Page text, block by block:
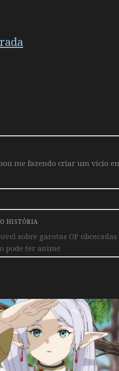
me fazendo criar um vicio
HISTÓRIA
sobre garotas OP obcecadas
pode ter anime